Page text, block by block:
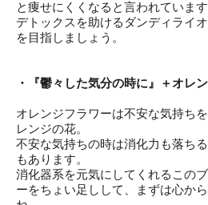
と痩せにくくなると言われています
デトックスを助けるダンディライ
を目指しましょう。
・『鬱々した気分の時に』＋オレ
オレンジフラワーは不安な気持ち
レンジの花。
不安な気持ちの時は消化力も落ち
もあります。
消化器系を元気にしてくれるこの
ーをちょい足しして、まずは心か